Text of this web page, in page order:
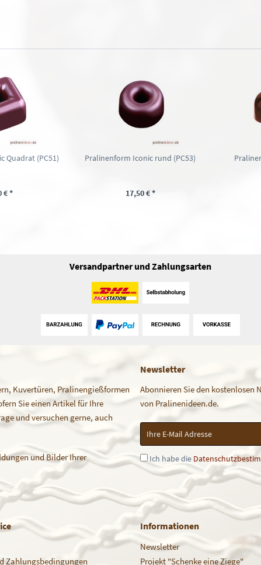
Quadrat (PC51)
€ *
Pralinenform Iconic rund (PC53)
17,50 € *
Versandpartner und Zahlungsarten
Kuvertüren, Pralinengießformen
Sie einen Artikel für Ihre
und versuchen gerne, auch
und Bilder Ihrer
Newsletter
Abonnieren Sie den kostenlosen
von Pralinenideen.de.
Ich habe die
Zahlungsbedingungen
Informationen
Newsletter
Projekt "Schenke eine Ziege"